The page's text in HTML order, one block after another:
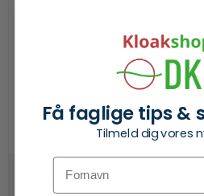
Rensesæt til boremaskine -
På lager hos producenten.
1.295,00 DKK
Få faglige tips &
Tilmeld dig vores
Fornavn